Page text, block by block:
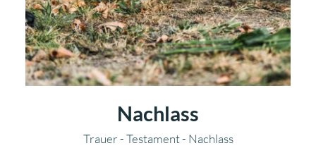
Nachlass
Trauer - Testament - Nachlass